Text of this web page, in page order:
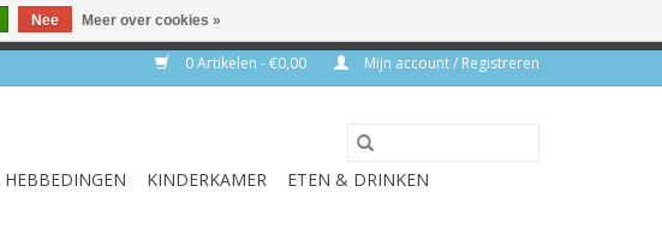
0 Artikelen - €0,00 Mijn account / Registreren
HEBBEDINGEN KINDERKAMER
ETEN & DRINKEN
Nee Meer over cookies »
1-3 werkdagen